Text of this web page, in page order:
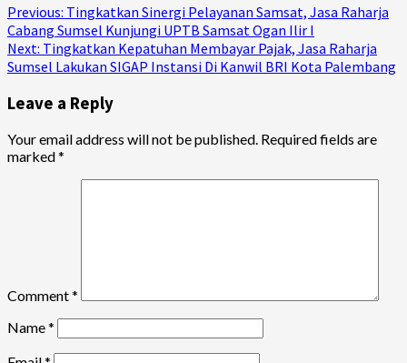
Continue
Reading
Previous: Tingkatkan Sinergi Pelayanan Samsat, Jasa Raharja
Cabang Sumsel Kunjungi UPTB Samsat Ogan Ilir I
Next: Tingkatkan Kepatuhan Membayar Pajak, Jasa Raharja
Sumsel Lakukan SIGAP Instansi Di Kanwil BRI Kota Palembang
Leave a Reply
Your email address will not be published. Required fields are
marked*
Comment*
Name*